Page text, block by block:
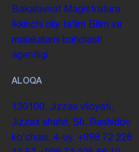
Bakalavriat Magistratura
Ikkinchi oliy taʼlim Bilim va
malakalarni baholash
agentligi
ALOQA
130100. Jizzax viloyati,
Jizzax shahri, Sh. Rashidov
koʻchasi, 4-uy. +998 72 226